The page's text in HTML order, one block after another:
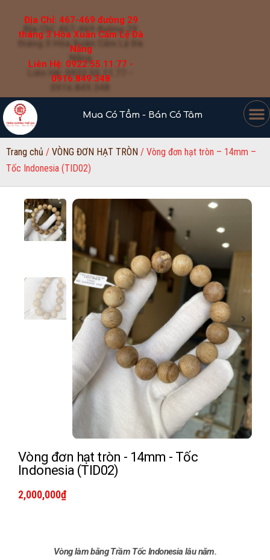
Địa Chỉ: 467-469 đường 29
tháng 3 Hòa Xuân Cẩm Lệ Đà
Nẵng
Liên Hệ: 0922.55.11.77 -
0916.849.348
Mua Có Tầm - Bán Có Tâm
Trang chủ / VÒNG ĐƠN HẠT TRÒN / Vòng đơn hạt tròn – 14mm –
Tốc Indonesia (TID02)
Vòng đơn hạt tròn - 14mm - Tốc
Indonesia (TID02)
2,000,000₫
Vòng làm bằng Trầm Tốc Indonesia lâu năm.